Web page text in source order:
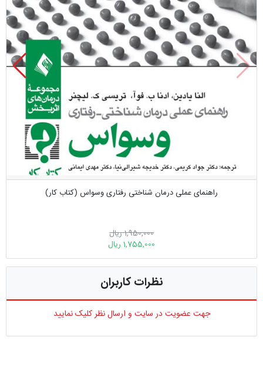
راهنمای عملی درمان شناختی رفتاری وسواس (کتاب کار)
1,950,000 ریال
1,755,000 ریال
نظرات کاربران
جهت عضویت در سایت و ارسال نظر کلیک نمایید